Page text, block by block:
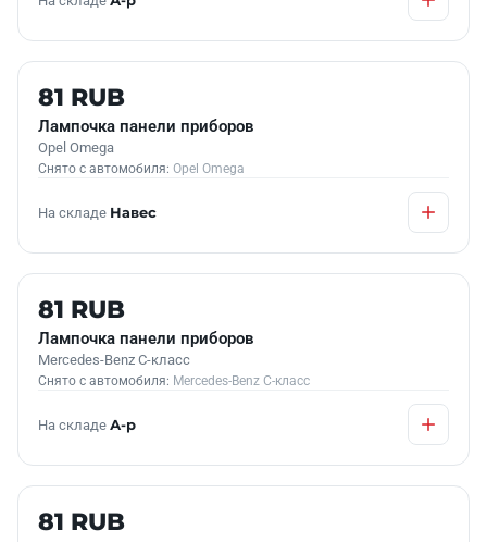
Б/У В НАЛИЧИИ
81 RUB
Лампочка панели приборов
Opel Omega
Снято с автомобиля: Opel Omega
На складе Навес
Б/У В НАЛИЧИИ
81 RUB
Лампочка панели приборов
Mercedes-Benz C-класс
Снято с автомобиля: Mercedes-Benz C-класс
На складе А-р
Б/У В НАЛИЧИИ
81 RUB